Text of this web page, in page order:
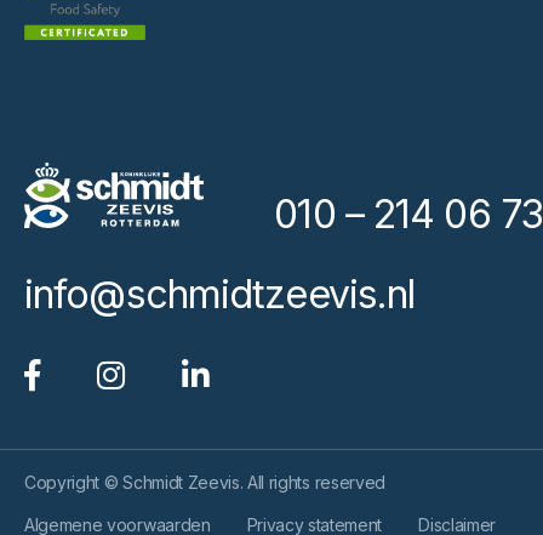
010 – 214 06 73
info@schmidtzeevis.nl
Copyright © Schmidt Zeevis. All rights reserved
Algemene voorwaarden Privacy statement Disclaimer